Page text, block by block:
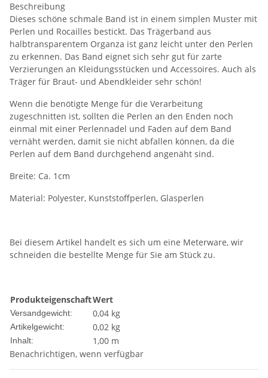
Beschreibung
Dieses schöne schmale Band ist in einem simplen Muster mit
Perlen und Rocailles bestickt. Das Trägerband aus
halbtransparentem Organza ist ganz leicht unter den Perlen
zu erkennen. Das Band eignet sich sehr gut für zarte
Verzierungen an Kleidungsstücken und Accessoires. Auch als
Träger für Braut- und Abendkleider sehr schön!
Wenn die benötigte Menge für die Verarbeitung
zugeschnitten ist, sollten die Perlen an den Enden noch
einmal mit einer Perlennadel und Faden auf dem Band
vernäht werden, damit sie nicht abfallen können, da die
Perlen auf dem Band durchgehend angenäht sind.
Breite: Ca. 1cm
Material: Polyester, Kunststoffperlen, Glasperlen
Bei diesem Artikel handelt es sich um eine Meterware, wir
schneiden die bestellte Menge für Sie am Stück zu.
ProdukteigenschaftWert
Versandgewicht: 0,04 kg
Artikelgewicht: 0,02 kg
Inhalt:
1,00 m
Benachrichtigen, wenn verfügbar